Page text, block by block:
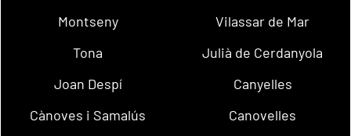
Montseny
Vilassar de Mar
Tona
Julià de Cerdanyola
Joan Despí
Canyelles
Cànoves i Samalús
Canovelles